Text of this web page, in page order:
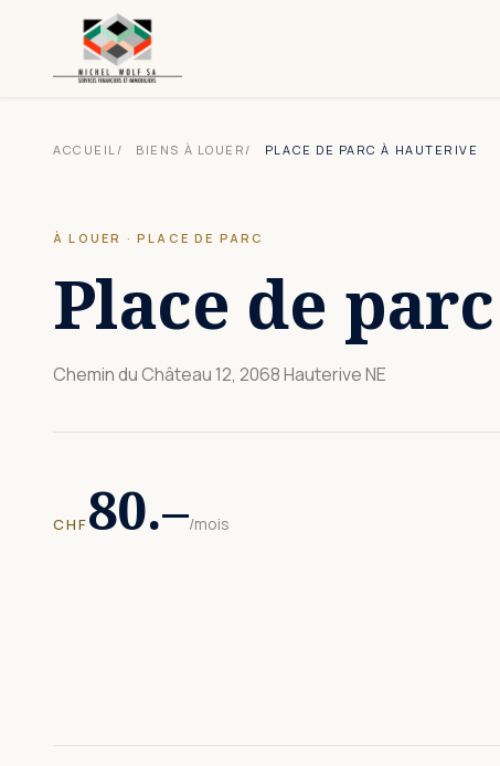
ACCUEIL BIENS À LOUER PLACE DE PARC À HAUTERIVE
À LOUER ·PLACE DE PARC
Place de
Chemin du Château 12, 2068 Hauterive NE
CHF80.–/mois